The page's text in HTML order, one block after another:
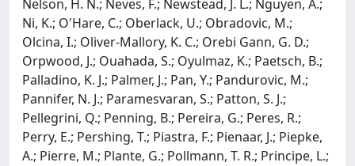
Nelson, H. N.; Neves, F.; Newstead, J. L.; Nguyen, A.;
Ni, K.; O'Hare, C.; Oberlack, U.; Obradovic, M.;
Olcina, I.; Oliver-Mallory, K. C.; Orebi Gann, G. D.;
Orpwood, J.; Ouahada, S.; Oyulmaz, K.; Paetsch, B.;
Palladino, K. J.; Palmer, J.; Pan, Y.; Pandurovic, M.;
Pannifer, N. J.; Paramesvaran, S.; Patton, S. J.;
Pellegrini, Q.; Penning, B.; Pereira, G.; Peres, R.;
Perry, E.; Pershing, T.; Piastra, F.; Pienaar, J.; Piepke,
A.; Pierre, M.; Plante, G.; Pollmann, T. R.; Principe, L.;